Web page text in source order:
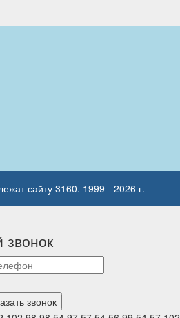
сайту 3160. 1999 - 2026 г.
звонок